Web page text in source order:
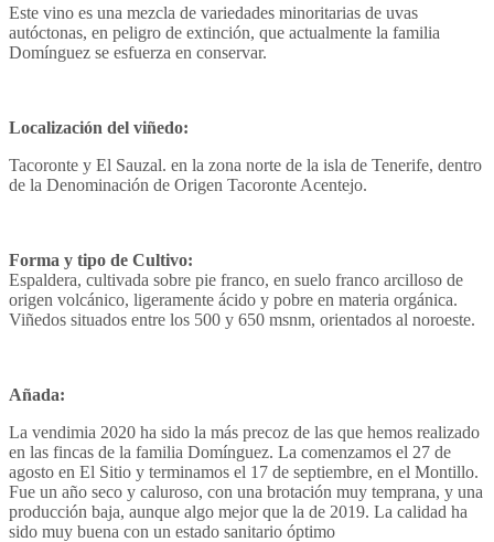
Este vino es una mezcla de variedades minoritarias de uvas
autóctonas, en peligro de extinción, que actualmente la familia
Domínguez se esfuerza en conservar.
Localización del viñedo:
Tacoronte y El Sauzal. en la zona norte de la isla de Tenerife, dentro
de la Denominación de Origen Tacoronte Acentejo.
Forma y tipo de Cultivo:
Espaldera, cultivada sobre pie franco, en suelo franco arcilloso de
origen volcánico, ligeramente ácido y pobre en materia orgánica.
Viñedos situados entre los 500 y 650 msnm, orientados al noroeste.
Añada:
La vendimia 2020 ha sido la más precoz de las que hemos realizado
en las fincas de la familia Domínguez. La comenzamos el 27 de
agosto en El Sitio y terminamos el 17 de septiembre, en el Montillo.
Fue un año seco y caluroso, con una brotación muy temprana, y una
producción baja, aunque algo mejor que la de 2019. La calidad ha
sido muy buena con un estado sanitario óptimo